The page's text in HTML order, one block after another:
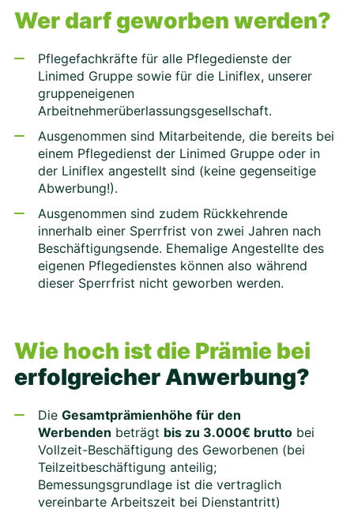
Wer darf geworben werden?
Pflegefachkräfte für alle Pflegedienste der
Linimed Gruppe sowie für die Liniflex, unserer
gruppeneigenen
Arbeitnehmerüberlassungsgesellschaft.
Ausgenommen sind Mitarbeitende, die bereits bei
einem Pflegedienst der Linimed Gruppe oder in
der Liniflex angestellt sind (keine gegenseitige
Abwerbung!).
Ausgenommen sind zudem Rückkehrende
innerhalb einer Sperrfrist von zwei Jahren nach
Beschäftigungsende. Ehemalige Angestellte des
eigenen Pflegedienstes können also während
dieser Sperrfrist nicht geworben werden.
Wie hoch ist die Prämie bei
erfolgreicher Anwerbung?
Die Gesamtprämienhöhe für den
Werbenden beträgt bis zu 3.000€ brutto bei
Vollzeit-Beschäftigung des Geworbenen (bei
Teilzeitbeschäftigung anteilig;
Bemessungsgrundlage ist die vertraglich
vereinbarte Arbeitszeit bei Dienstantritt)